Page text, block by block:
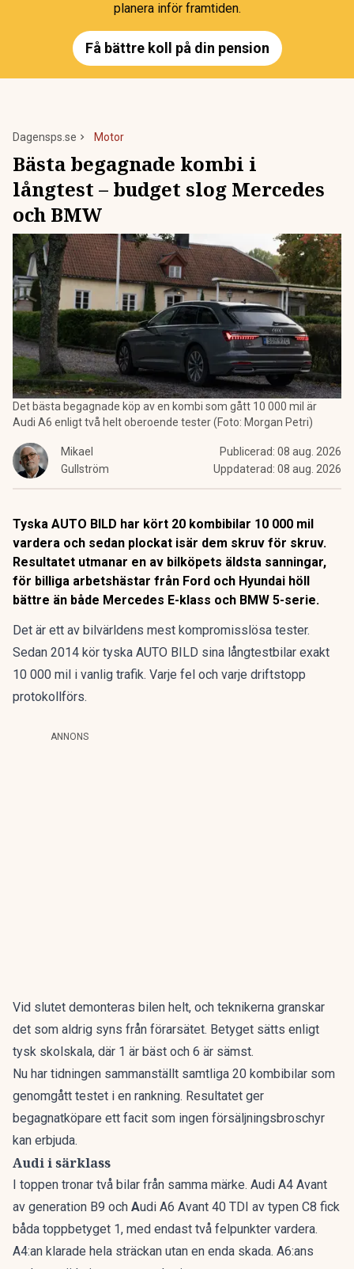
planera inför framtiden.
Få bättre koll på din pension
Dagensps.se Motor
Bästa begagnade kombi i
långtest – budget slog Mercedes
och BMW
Det bästa begagnade köp av en kombi som gått 10 000 mil är
Audi A6 enligt två helt oberoende tester (Foto: Morgan Petri)
Mikael
Gullström
Publicerad: 08 aug. 2026
Uppdaterad: 08 aug. 2026
Tyska AUTO BILD har kört 20 kombibilar 10 000 mil
vardera och sedan plockat isär dem skruv för skruv.
Resultatet utmanar en av bilköpets äldsta sanningar,
för billiga arbetshästar från Ford och Hyundai höll
bättre än både Mercedes E-klass och BMW 5-serie.
Det är ett av bilvärldens mest kompromisslösa tester.
Sedan 2014 kör tyska AUTO BILD sina långtestbilar exakt
10 000 mil i vanlig trafik. Varje fel och varje driftstopp
protokollförs.
ANNONS
Vid slutet demonteras bilen helt, och teknikerna granskar
det som aldrig syns från förarsätet. Betyget sätts enligt
tysk skolskala, där 1 är bäst och 6 är sämst.
Nu har tidningen sammanställt samtliga 20 kombibilar som
genomgått testet i en rankning. Resultatet ger
begagnatköpare ett facit som ingen försäljningsbroschyr
kan erbjuda.
Audi i särklass
I toppen tronar två bilar från samma märke. Audi A4 Avant
av generation B9 och Audi A6 Avant 40 TDI av typen C8 fick
båda toppbetyget 1, med endast två felpunkter vardera.
A4:an klarade hela sträckan utan en enda skada. A6:ans